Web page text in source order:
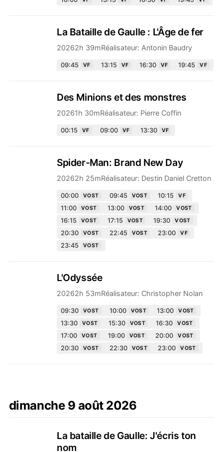
La Bataille de Gaulle : L'Âge de fer
20262h 39mRéalisateur: Antonin Baudry
09:45 VF 13:15 VF 16:30 VF 19:45 VF
Des Minions et des monstres
20261h 30mRéalisateur: Pierre Coffin
00:15 VF 09:00 VF 13:30 VF
Spider-Man: Brand New Day
20262h 25mRéalisateur: Destin Daniel Cretton
00:00 VOST 09:45 VOST 10:15 VF
11:00 VOST 13:00 VOST 14:00 VOST
16:15 VOST 17:15 VOST 19:30 VOST
20:30 VOST 22:45 VOST 23:00 VF
23:45 VOST
L'Odyssée
20262h 53mRéalisateur: Christopher Nolan
09:30 VOST 10:00 VOST 13:00 VOST
13:30 VOST 15:30 VOST 16:30 VOST
17:00 VOST 19:00 VOST 20:00 VOST
20:30 VOST 22:30 VOST 23:00 VOST
dimanche 9 août 2026
La bataille de Gaulle: J'écris ton
nom